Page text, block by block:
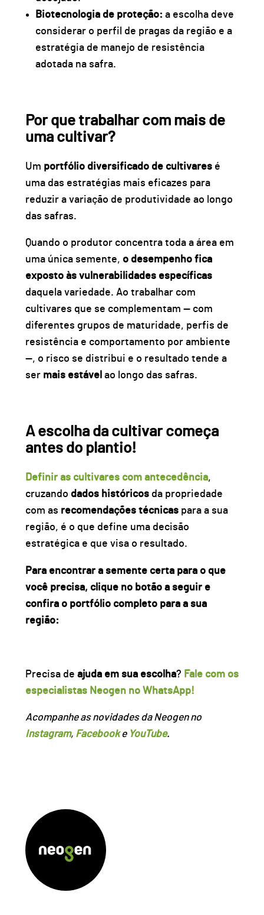
Biotecnologia de proteção: a escolha deve
considerar o perfil de pragas da região e a
estratégia de manejo de resistência
adotada na safra.
Por que trabalhar com mais de
uma cultivar?
Um portfólio diversificado de cultivaresé
uma das estratégias mais eficazes para
reduzir a variação de produtividade ao longo
das safras.
Quando o produtor concentra toda a área em
uma única semente, o desempenho fica
exposto às vulnerabilidades específicas
daquela variedade. Ao trabalhar com
cultivares que se complementam — com
diferentes grupos de maturidade, perfis de
resistência e comportamento por ambiente
—, o risco se distribui e o resultado tende a
ser mais estável ao longo das safras.
A escolha da cultivar começa
antes do plantio!
Definir as cultivares com antecedência,
cruzando dados históricosda propriedade
com as recomendações técnicas para a sua
região, é o que define uma decisão
estratégicae que visa o resultado.
Para encontrar a semente certa para o que
você precisa, clique no botão a seguir e
confira o portfólio completo para a sua
região:
Precisa de ajuda em sua escolha? Fale com os
especialistas Neogen no WhatsApp!
Acompanhe as novidades da Neogen no
Instagram, Facebooke YouTube.